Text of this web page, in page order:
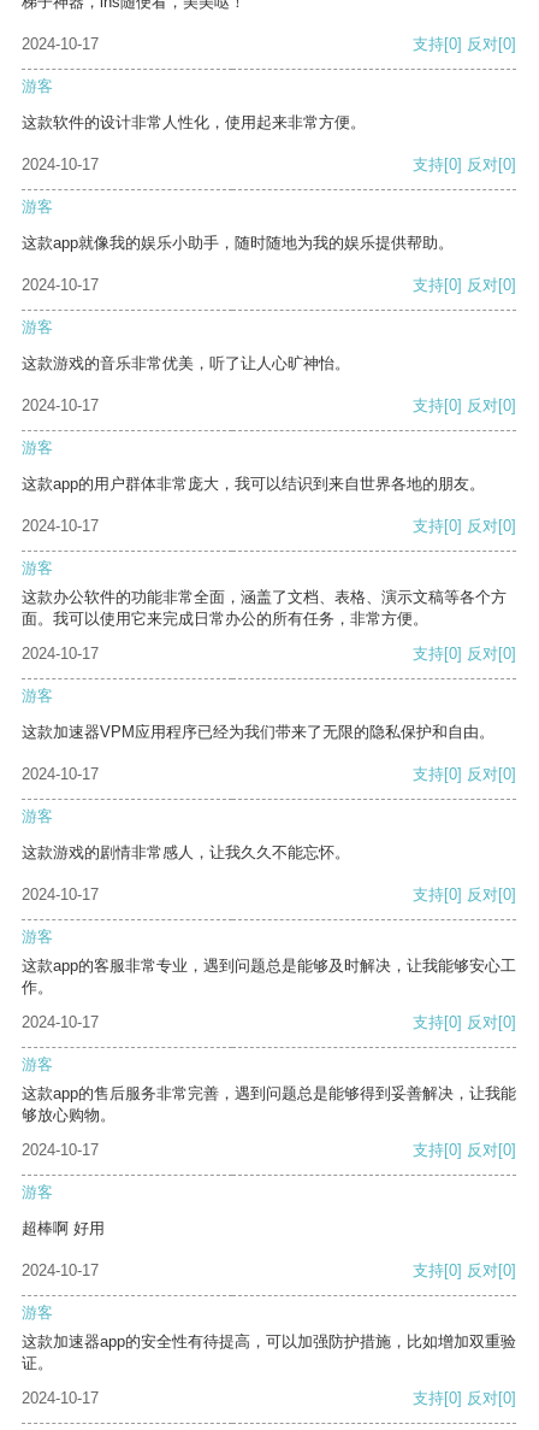
2024-10-17 支持[0] 反对[0]
游客
这款软件的设计非常人性化，使用起来非常方便。
2024-10-17 支持[0] 反对[0]
游客
这款app就像我的娱乐小助手，随时随地为我的娱乐提供帮助。
2024-10-17 支持[0] 反对[0]
游客
这款游戏的音乐非常优美，听了让人心旷神怡。
2024-10-17 支持[0] 反对[0]
游客
这款app的用户群体非常庞大，我可以结识到来自世界各地的朋友。
2024-10-17 支持[0] 反对[0]
游客
这款办公软件的功能非常全面，涵盖了文档、表格、演示文稿等各个方
面。我可以使用它来完成日常办公的所有任务，非常方便。
2024-10-17
支持[0] 反对[0]
游客
这款加速器VPM应用程序已经为我们带来了无限的隐私保护和自由。
2024-10-17 支持[0] 反对[0]
游客
这款游戏的剧情非常感人，让我久久不能忘怀。
2024-10-17 支持[0] 反对[0]
游客
这款app的客服非常专业，遇到问题总是能够及时解决，让我能够安心工
作。
2024-10-17
支持[0] 反对[0]
游客
这款app的售后服务非常完善，遇到问题总是能够得到妥善解决，让我能
够放心购物。
2024-10-17
支持[0] 反对[0]
游客
超棒啊 好用
2024-10-17 支持[0] 反对[0]
游客
这款加速器app的安全性有待提高，可以加强防护措施，比如增加双重验
证。
2024-10-17
支持[0] 反对[0]